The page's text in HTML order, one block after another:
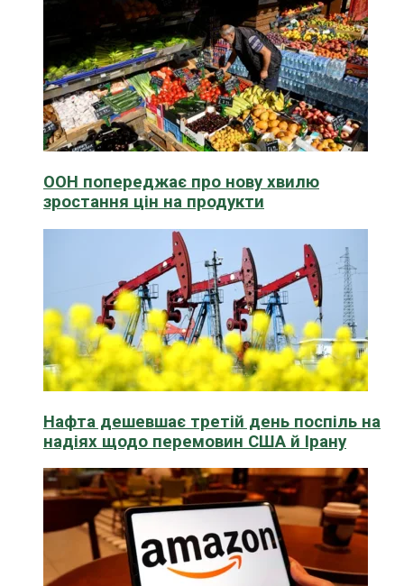
ООН попереджає про нову хвилю
зростання цін на продукти
Нафта дешевшає третій день поспіль на
надіях щодо перемовин США й Ірану